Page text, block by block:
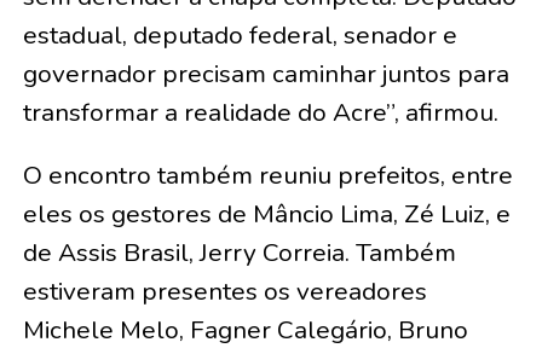
estadual, deputado federal, senador e
governador precisam caminhar juntos para
transformar a realidade do Acre”, afirmou.
O encontro também reuniu prefeitos, entre
eles os gestores de Mâncio Lima, Zé Luiz, e
de Assis Brasil, Jerry Correia. Também
estiveram presentes os vereadores
Michele Melo, Fagner Calegário, Bruno